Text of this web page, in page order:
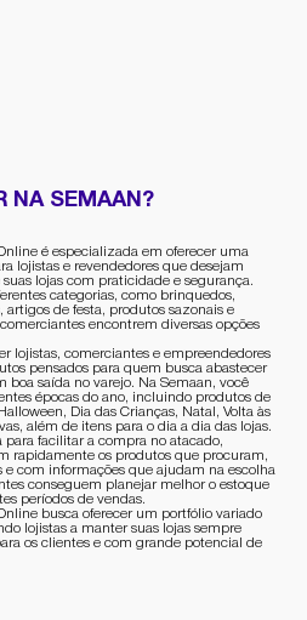
NA SEMAAN?
é especializada em oferecer uma
lojistas e revendedores que desejam
lojas com praticidade e segurança.
categorias, como brinquedos,
artigos de festa, produtos sazonais e
encontrem diversas opções
lojistas, comerciantes e empreendedores
pensados para quem busca abastecer
boa saída no varejo. Na Semaan, você
épocas do ano, incluindo produtos de
Dia das Crianças, Natal, Volta às
além de itens para o dia a dia das lojas.
para facilitar a compra no atacado,
rapidamente os produtos que procuram,
com informações que ajudam na escolha
conseguem planejar melhor o estoque
períodos de vendas.
busca oferecer um portfólio variado
lojistas a manter suas lojas sempre
os clientes e com grande potencial de